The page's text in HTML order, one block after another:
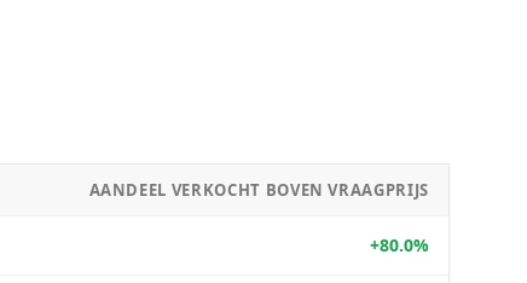
AANDEEL VERKOCHT BOVEN VRAAGPRIJS
+80.0%